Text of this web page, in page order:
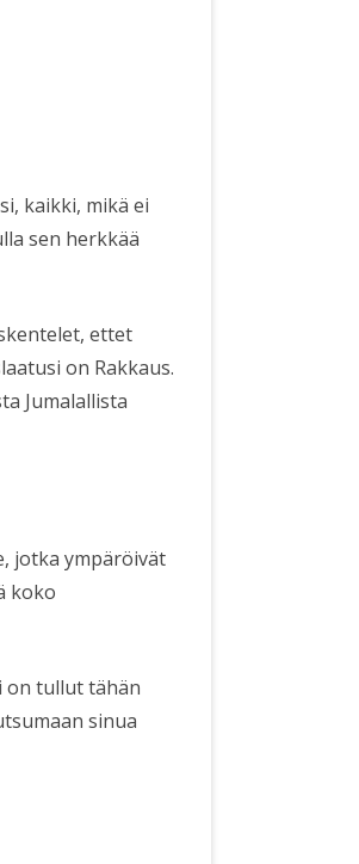
kaikki, mikä ei
sen herkkää
ettet
on Rakkaus.
Jumalallista
jotka ympäröivät
koko
on tullut tähän
sinua